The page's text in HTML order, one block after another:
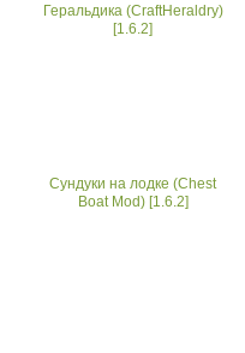
Геральдика (CraftHeraldry)
[1.6.2]
Сундуки на лодке (Chest
Boat Mod) [1.6.2]